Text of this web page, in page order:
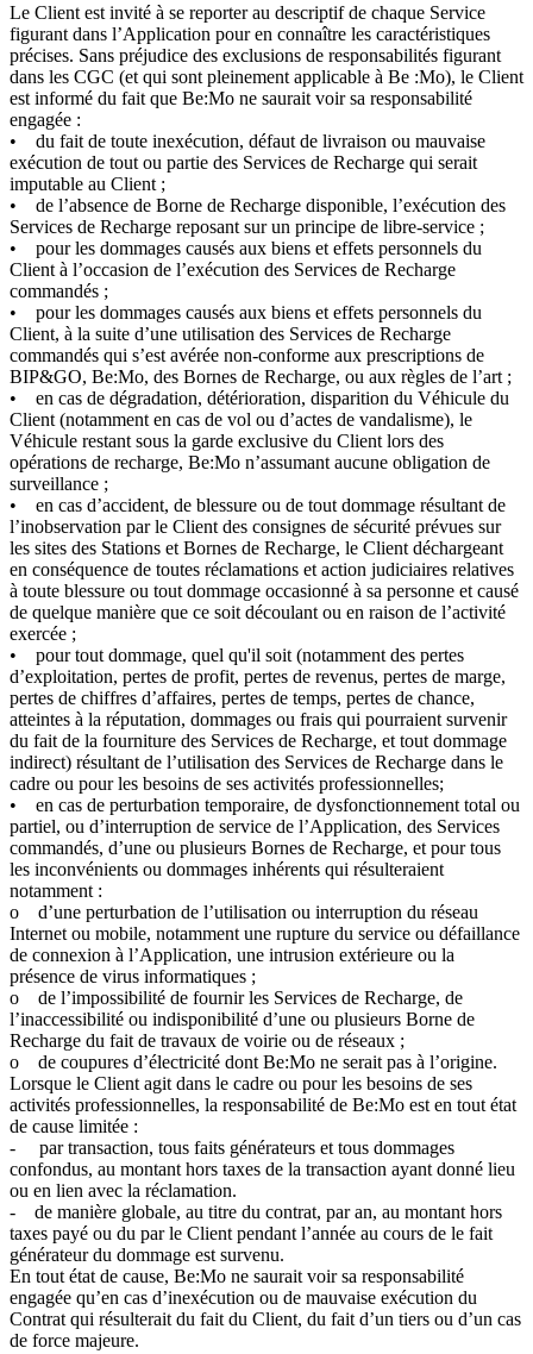
Le Client est invité à se reporter au descriptif de chaque Service
figurant dans l’Application pour en connaître les caractéristiques
précises. Sans préjudice des exclusions de responsabilités figurant
dans les CGC (et qui sont pleinement applicable à Be :Mo), le Client
est informé du fait que Be:Mo ne saurait voir sa responsabilité
engagée :
• du fait de toute inexécution, défaut de livraison ou mauvaise
exécution de tout ou partie des Services de Recharge qui serait
imputable au Client ;
• de l’absence de Borne de Recharge disponible, l’exécution des
Services de Recharge reposant sur un principe de libre-service ;
• pour les dommages causés aux biens et effets personnels du
Client à l’occasion de l’exécution des Services de Recharge
commandés ;
• pour les dommages causés aux biens et effets personnels du
Client, à la suite d’une utilisation des Services de Recharge
commandés qui s’est avérée non-conforme aux prescriptions de
BIP&GO, Be:Mo, des Bornes de Recharge, ou aux règles de l’art ;
• en cas de dégradation, détérioration, disparition du Véhicule du
Client (notamment en cas de vol ou d’actes de vandalisme), le
Véhicule restant sous la garde exclusive du Client lors des
opérations de recharge, Be:Mo n’assumant aucune obligation de
surveillance ;
• en cas d’accident, de blessure ou de tout dommage résultant de
l’inobservation par le Client des consignes de sécurité prévues sur
les sites des Stations et Bornes de Recharge, le Client déchargeant
en conséquence de toutes réclamations et action judiciaires relatives
à toute blessure ou tout dommage occasionné à sa personne et causé
de quelque manière que ce soit découlant ou en raison de l’activité
exercée ;
• pour tout dommage, quel qu'il soit (notamment des pertes
d’exploitation, pertes de profit, pertes de revenus, pertes de marge,
pertes de chiffres d’affaires, pertes de temps, pertes de chance,
atteintes à la réputation, dommages ou frais qui pourraient survenir
du fait de la fourniture des Services de Recharge, et tout dommage
indirect) résultant de l’utilisation des Services de Recharge dans le
cadre ou pour les besoins de ses activités professionnelles;
• en cas de perturbation temporaire, de dysfonctionnement total ou
partiel, ou d’interruption de service de l’Application, des Services
commandés, d’une ou plusieurs Bornes de Recharge, et pour tous
les inconvénients ou dommages inhérents qui résulteraient
notamment :
o d’une perturbation de l’utilisation ou interruption du réseau
Internet ou mobile, notamment une rupture du service ou défaillance
de connexion à l’Application, une intrusion extérieure ou la
présence de virus informatiques ;
o de l’impossibilité de fournir les Services de Recharge, de
l’inaccessibilité ou indisponibilité d’une ou plusieurs Borne de
Recharge du fait de travaux de voirie ou de réseaux ;
o de coupures d’électricité dont Be:Mo ne serait pas à l’origine.
Lorsque le Client agit dans le cadre ou pour les besoins de ses
activités professionnelles, la responsabilité de Be:Mo est en tout état
de cause limitée :
- par transaction, tous faits générateurs et tous dommages
confondus, au montant hors taxes de la transaction ayant donné lieu
ou en lien avec la réclamation.
- de manière globale, au titre du contrat, par an, au montant hors
taxes payé ou du par le Client pendant l’année au cours de le fait
générateur du dommage est survenu.
En tout état de cause, Be:Mo ne saurait voir sa responsabilité
engagée qu’en cas d’inexécution ou de mauvaise exécution du
Contrat qui résulterait du fait du Client, du fait d’un tiers ou d’un cas
de force majeure.